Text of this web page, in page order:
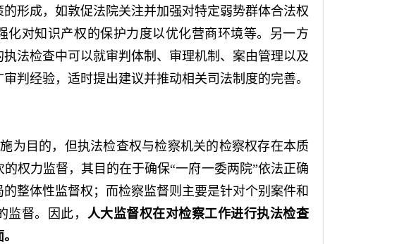
形成，如敦促法院关注并加强对特定弱势群体合法权
化对知识产权的保护力度以优化营商环境等。另一方
法检查中可以就审判体制、审理机制、案由管理以及
判经验，适时提出建议并推动相关司法制度的完善。
为目的，但执法检查权与检察机关的检察权存在本质
权力监督，其目的在于确保“一府一委两院”依法正确
整体性监督权；而检察监督则主要是针对个别案件和
监督。因此， 人大监督权在对检察工作进行执法检查